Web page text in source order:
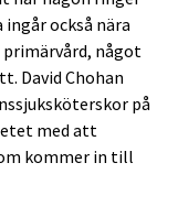
ingår också nära
något
David Chohan
på
med att
kommer in till